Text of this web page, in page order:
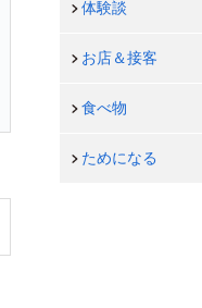
体験談
お店＆接客
食べ物
ためになる